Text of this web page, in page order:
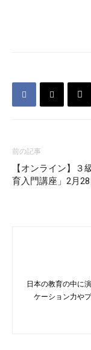
前の記事
【オンライン】３
育入門講座」2月
日本の教育の中に
ケーション力や